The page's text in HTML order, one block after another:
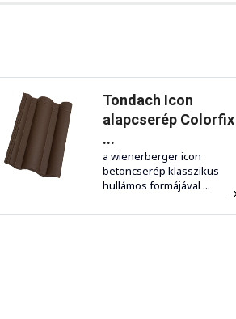
Tondach Icon
alapcserép Colorfix
...
a wienerberger icon
betoncserép klasszikus
hullámos formájával ...